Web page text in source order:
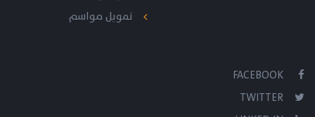
تمويل مواسم
FACEBOOK
TWITTER